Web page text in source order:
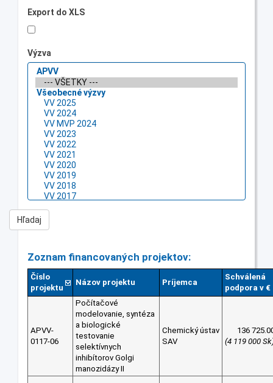
Export do XLS
Výzva
Zoznam financovaných projektov:
Číslo
projektu
Názov projektu Príjemca
Schválená
podpora v €
APVV-
0117-06
Počítačové
modelovanie, syntéza
a biologické
testovanie
selektívnych
inhibítorov Golgi
manozidázy II
Chemický ústav
SAV
136
(4 119 000